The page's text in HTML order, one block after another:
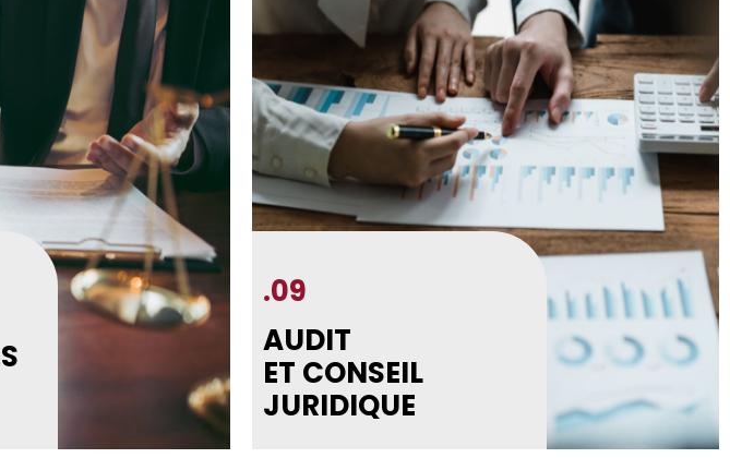
.09
AUDIT
ET CONSEIL
JURIDIQUE